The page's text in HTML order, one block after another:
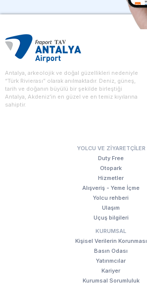
Antalya, arkeolojik ve doğal güzellikleri nedeniyle
“Türk Rivierası” olarak anılmaktadır. Deniz, güneş,
tarih ve doğanın büyülü bir şekilde birleştiği
Antalya, Akdeniz'in en güzel ve en temiz kıyılarına
sahiptir.
YOLCU VE ZIYARETÇILER
Duty Free
Otopark
Hizmetler
Alışveriş - Yeme İçme
Yolcu rehberi
Ulaşım
Uçuş bilgileri
KURUMSAL
Kişisel Verilerin Korunması
Basın Odası
Yatırımcılar
Kariyer
Kurumsal Sorumluluk